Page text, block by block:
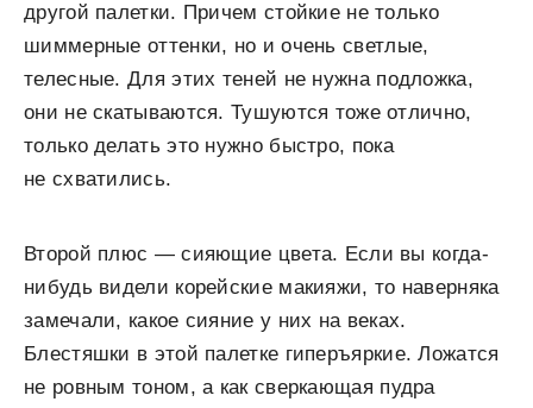
другой палетки. Причем стойкие не только
шиммерные оттенки, но и очень светлые,
телесные. Для этих теней не нужна подложка,
они не скатываются. Тушуются тоже отлично,
только делать это нужно быстро, пока
не схватились.
Второй плюс — сияющие цвета. Если вы когда-
нибудь видели корейские макияжи, то наверняка
замечали, какое сияние у них на веках.
Блестяшки в этой палетке гиперъяркие. Ложатся
не ровным тоном, а как сверкающая пудра